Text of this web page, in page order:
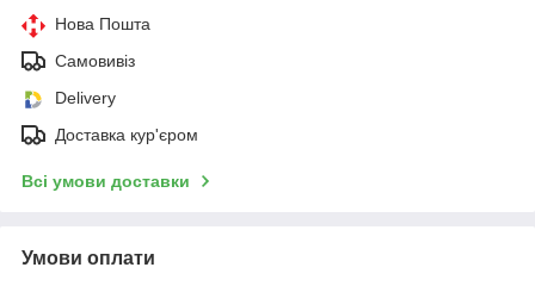
Нова Пошта
Самовивіз
Delivery
Доставка кур'єром
Всі умови доставки
Умови оплати